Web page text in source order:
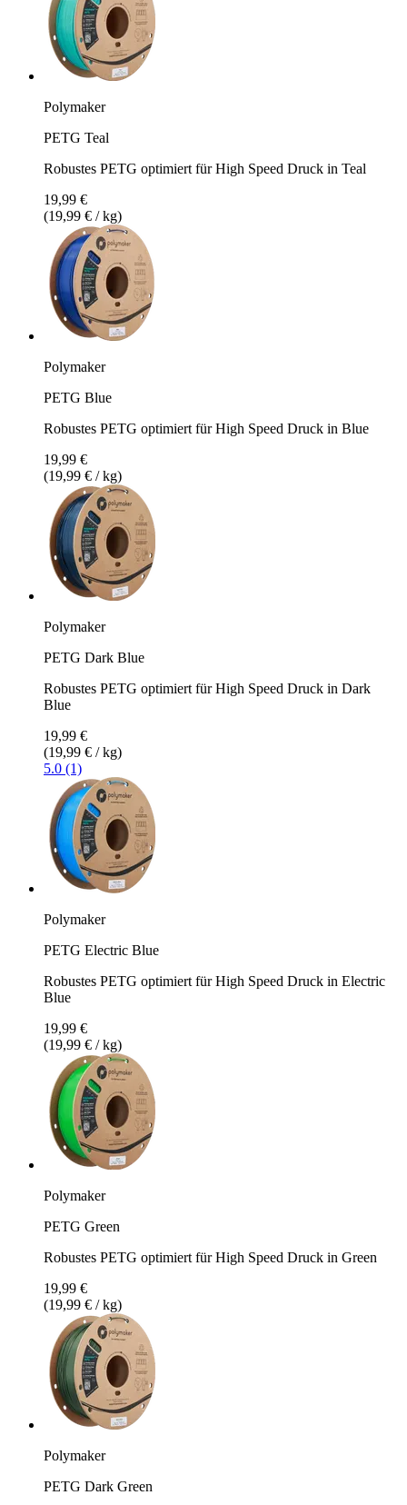
Polymaker
PETG Teal
Robustes PETG optimiert für High Speed Druck in Teal
19,99 €
(19,99 € / kg)
Polymaker
PETG Blue
Robustes PETG optimiert für High Speed Druck in Blue
19,99 €
(19,99 € / kg)
Polymaker
PETG Dark Blue
Robustes PETG optimiert für High Speed Druck in Dark
Blue
19,99 €
(19,99 € / kg)
5.0 (1)
Polymaker
PETG Electric Blue
Robustes PETG optimiert für High Speed Druck in Electric
Blue
19,99 €
(19,99 € / kg)
Polymaker
PETG Green
Robustes PETG optimiert für High Speed Druck in Green
19,99 €
(19,99 € / kg)
Polymaker
PETG Dark Green